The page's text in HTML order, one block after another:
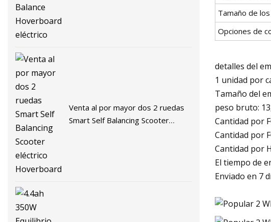
Venta al por mayor dos 2 ruedas
Smart Self Balancing Scooter
Tamaño de
Opciones de
detalles del
1 unidad por
Tamaño del
peso bruto:
Cantidad por
Cantidad por
Cantidad por
El tiempo de
Enviado en 7